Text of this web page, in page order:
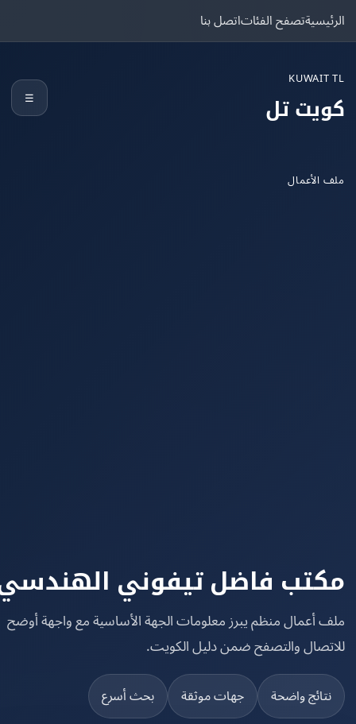
تصفح الفئاتاتصل بنا
تل
فاضل تيفوني الهندسي
منظم يبرز معلومات الجهة الأساسية مع واجهة أوضح
والتصفح ضمن دليل الكويت.
واضحة جهات موثقة بحث أسرع